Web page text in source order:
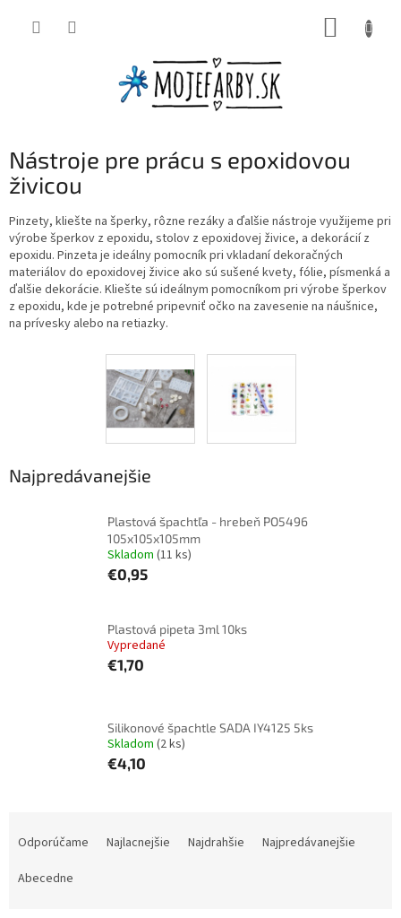
Nástroje pre prácu s epoxidovou
živicou
Pinzety, kliešte na šperky, rôzne rezáky a ďalšie nástroje využijeme pri
výrobe šperkov z epoxidu, stolov z epoxidovej živice, a dekorácií z
epoxidu. Pinzeta je ideálny pomocník pri vkladaní dekoračných
materiálov do epoxidovej živice ako sú sušené kvety, fólie, písmenká a
ďalšie dekorácie. Kliešte sú ideálnym pomocníkom pri výrobe šperkov
z epoxidu, kde je potrebné pripevniť očko na zavesenie na náušnice,
na prívesky alebo na retiazky.
Najpredávanejšie
Plastová špachtľa - hrebeň PO5496
105x105x105mm
Skladom (11 ks)
€0,95
Plastová pipeta 3ml 10ks
Vypredané
€1,70
Silikonové špachtle SADA IY4125 5ks
Skladom (2 ks)
€4,10
Odporúčame Najlacnejšie Najdrahšie
Najpredávanejšie
Abecedne